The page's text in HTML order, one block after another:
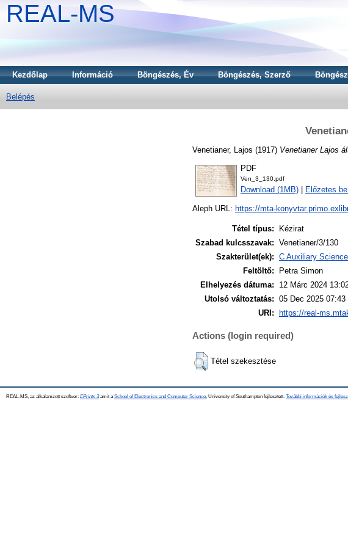
REAL-MS
Kezdőlap Információ Böngészés, Év Böngészés, Szerző
Belépés
Venetianer, Lajos (1917) Venetianer Lajos
PDF
Ven_3_130.pdf
Download (1MB) Előzetes
Aleph URL: https://mta-
Tétel típus:
Kézirat
Szabad kulcsszavak: Venetianer/3/130
Szakterület(ek): C Auxiliary
Feltöltő:
Petra Simon
Elhelyezés dátuma:
12 Márc 2024
Utolsó változtatás: 05 Dec 2025 07:43
URI:
https://real-
Actions (login required)
Tétel szekesztése
REAL-MS, az alkalamzott szoftver: EPrints 3amit a School of Electronics and Computer Science , University of Southampton fejlesztett. További információk és